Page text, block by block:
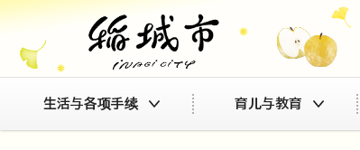
生活与各项手续 育儿与教育